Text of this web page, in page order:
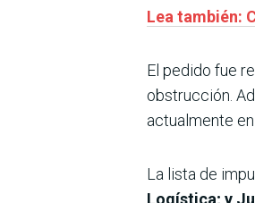
Lea también:
El pedido fue
obstrucción.
actualmente
La lista de
Logística; y